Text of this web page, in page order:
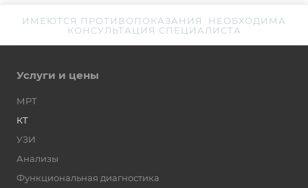
ИМЕЮТСЯ ПРОТИВОПОКАЗАНИЯ. НЕОБХОДИМА
КОНСУЛЬТАЦИЯ СПЕЦИАЛИСТА
Услуги и цены
МРТ
КТ
УЗИ
Анализы
Функциональная диагностика